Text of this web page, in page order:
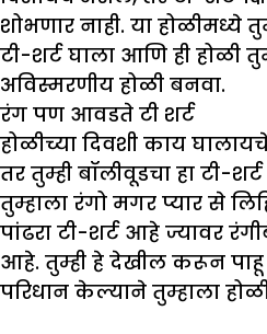
शोभणार नाही. या
टी-शर्ट घाला आणि ही होळी
अविस्मरणीय होळी बनवा.
रंग पण आवडते टी शर्ट
होळीच्या दिवशी काय
तर तुम्ही बॉलीवूडचा हा टी-
तुम्हाला रंगो मगर प्यार से
पांढरा टी-शर्ट आहे ज्यावर
आहे. तुम्ही हे देखील करून
परिधान केल्याने तुम्हाला